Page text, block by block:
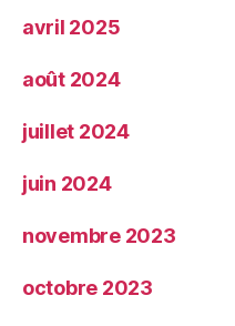
avril 2025
août 2024
juillet 2024
juin 2024
novembre 2023
octobre 2023